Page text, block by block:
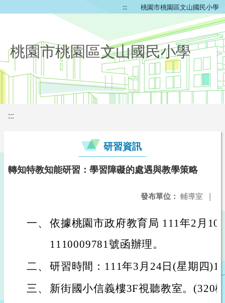
::: 桃園市桃園區文山國民小學
桃園市桃園區文山國民小學
:::
研習資訊
轉知特教知能研習：學習障礙的處遇與教學策略
發布單位： 輔導室 |
一、 依據桃園市政府教育局 111年2月10
1110009781號函辦理。
二、 研習時間：111年3月24日(星期四
三、
新街國小信義樓3F視聽教室。(320